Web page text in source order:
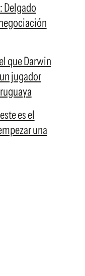
Delgado
que Darwin
jugador
es el
una